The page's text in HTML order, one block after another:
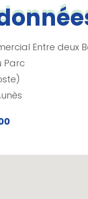
Entre deux
Parc